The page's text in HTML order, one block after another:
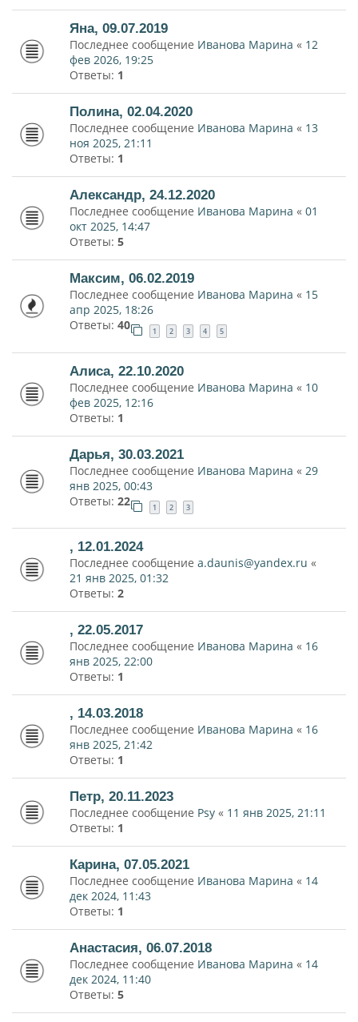
Яна, 09.07.2019
Последнее сообщение Иванова Марина « 12
фев 2026, 19:25
Ответы: 1
Полина, 02.04.2020
Последнее сообщение Иванова Марина « 13
ноя 2025, 21:11
Ответы: 1
Александр, 24.12.2020
Последнее сообщение Иванова Марина « 01
окт 2025, 14:47
Ответы: 5
Максим, 06.02.2019
Последнее сообщение Иванова Марина « 15
апр 2025, 18:26
Ответы: 40 1 2 3 4 5
Алиса, 22.10.2020
Последнее сообщение Иванова Марина « 10
фев 2025, 12:16
Ответы: 1
Дарья, 30.03.2021
Последнее сообщение Иванова Марина « 29
янв 2025, 00:43
Ответы: 22 1 2 3
, 12.01.2024
Последнее сообщение a.daunis@yandex.ru «
21 янв 2025, 01:32
Ответы: 2
, 22.05.2017
Последнее сообщение Иванова Марина « 16
янв 2025, 22:00
Ответы: 1
, 14.03.2018
Последнее сообщение Иванова Марина « 16
янв 2025, 21:42
Ответы: 1
Петр, 20.11.2023
Последнее сообщение Psy « 11 янв 2025, 21:11
Ответы: 1
Карина, 07.05.2021
Последнее сообщение Иванова Марина « 14
дек 2024, 11:43
Ответы: 1
Анастасия, 06.07.2018
Последнее сообщение Иванова Марина « 14
дек 2024, 11:40
Ответы: 5